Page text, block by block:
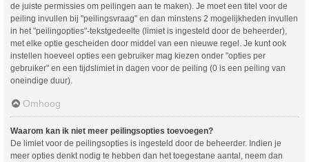
de juiste permissies om peilingen aan te maken). Je moet een titel voor de
peiling invullen bij "peilingsvraag" en dan minstens 2 mogelijkheden invullen
in het "peilingopties"-tekstgedeelte (limiet is ingesteld door de beheerder),
met elke optie gescheiden door middel van een nieuwe regel. Je kunt ook
instellen hoeveel opties een gebruiker mag kiezen onder "opties per
gebruiker" en een tijdslimiet in dagen voor de peiling (0 is een peiling van
oneindige duur).
Omhoog
Waarom kan ik niet meer peilingsopties toevoegen?
De limiet voor de peilingsopties is ingesteld door de beheerder. Indien je
meer opties denkt nodig te hebben dan het toegestane aantal, neem dan